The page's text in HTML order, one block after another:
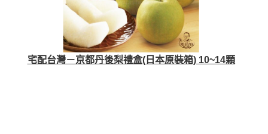
宅配台灣－京都丹後梨禮盒(日本原裝箱) 10~14顆